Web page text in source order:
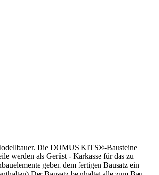
Die DOMUS KITS®-Bausteine
werden als Gerüst - Karkasse für das zu
geben dem fertigen Bausatz ein